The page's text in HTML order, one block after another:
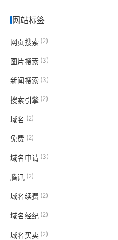
网站标签
网页搜索 (2)
图片搜索 (3)
新闻搜索 (3)
搜索引擎 (2)
域名 (2)
免费 (2)
域名申请 (3)
腾讯 (2)
域名续费 (2)
域名经纪 (2)
域名买卖 (2)